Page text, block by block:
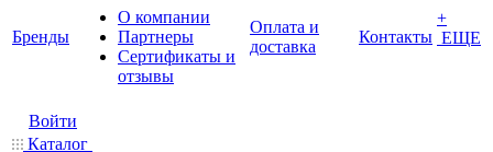
Бренды
О компании
Партнеры
Cертификаты и
отзывы
Оплата и
доставка
Контакты
+
ЕЩЕ
Войти
Каталог